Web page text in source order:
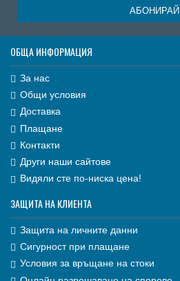
АБОНИРАЙ
ОБЩА ИНФОРМАЦИЯ
За нас
Общи условия
Доставка
Плащане
Контакти
Други наши сайтове
Видяли сте по-ниска цена!
ЗАЩИТА НА КЛИЕНТА
Защита на личните данни
Сигурност при плащане
Условия за връщане на стоки